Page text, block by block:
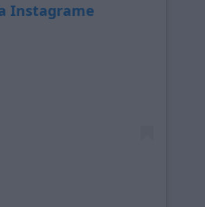
Instagrame